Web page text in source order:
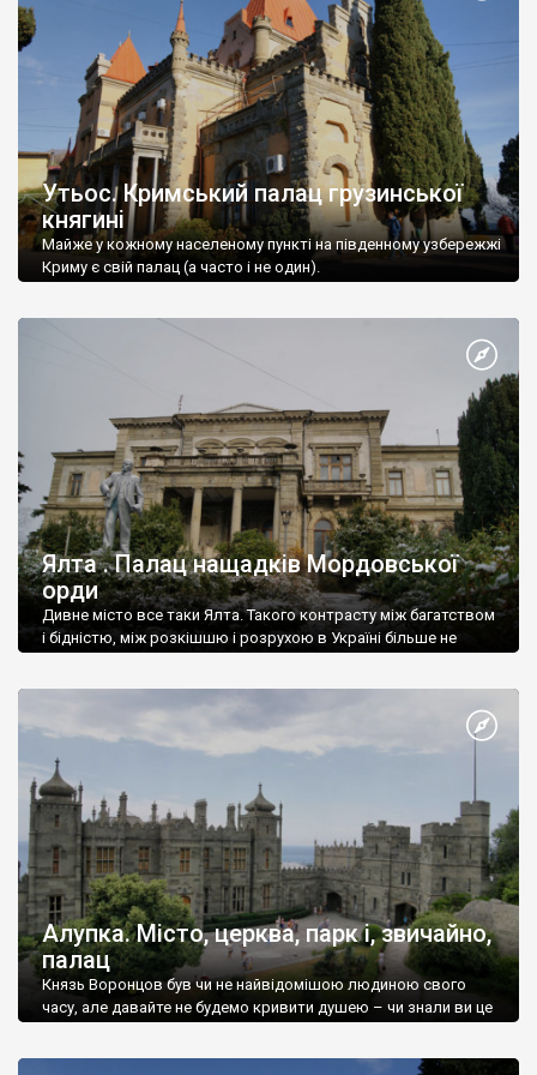
Утьос. Кримський палац грузинської
княгині
Майже у кожному населеному пункті на південному узбережжі
Криму є свій палац (а часто і не один).
Ялта . Палац нащадків Мордовської
орди
Дивне місто все таки Ялта. Такого контрасту між багатством
і бідністю, між розкішшю і розрухою в Україні більше не
Алупка. Місто, церква, парк і, звичайно,
палац
Князь Воронцов був чи не найвідомішою людиною свого
часу, але давайте не будемо кривити душею – чи знали ви це